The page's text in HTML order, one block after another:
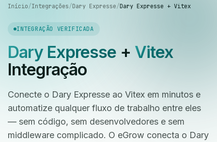
Início/Integrações/Dary Expresse/Dary Expresse + Vitex
INTEGRAÇÃO VERIFICADA
Dary Expresse+ Vitex
Integração
Conecte o Dary Expresse ao Vitex em minutos e
automatize qualquer fluxo de trabalho entre eles
— sem código, sem desenvolvedores e sem
middleware complicado. O eGrow conecta o Dary